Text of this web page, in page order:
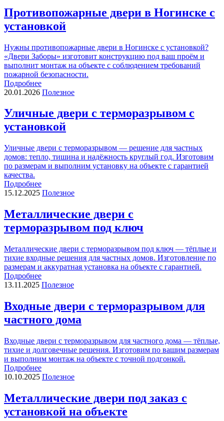
Противопожарные двери в Ногинске с
установкой
Нужны противопожарные двери в Ногинске с установкой?
«Двери Заборы» изготовит конструкцию под ваш проём и
выполнит монтаж на объекте с соблюдением требований
пожарной безопасности.
Подробнее
20.01.2026 Полезное
Уличные двери с терморазрывом с
установкой
Уличные двери с терморазрывом — решение для частных
домов: тепло, тишина и надёжность круглый год. Изготовим
по размерам и выполним установку на объекте с гарантией
качества.
Подробнее
15.12.2025 Полезное
Металлические двери с
терморазрывом под ключ
Металлические двери с терморазрывом под ключ — тёплые и
тихие входные решения для частных домов. Изготовление по
размерам и аккуратная установка на объекте с гарантией.
Подробнее
13.11.2025 Полезное
Входные двери с терморазрывом для
частного дома
Входные двери с терморазрывом для частного дома — тёплые,
тихие и долговечные решения. Изготовим по вашим размерам
и выполним монтаж на объекте с точной подгонкой.
Подробнее
10.10.2025 Полезное
Металлические двери под заказ с
установкой на объекте